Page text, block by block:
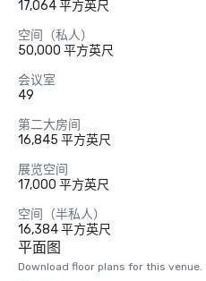
17,064 平方英尺
空间（私人）
50,000 平方英尺
会议室
49
第二大房间
16,845 平方英尺
展览空间
17,000 平方英尺
空间（半私人）
16,384 平方英尺
平面图
Download floor plans for this venue.